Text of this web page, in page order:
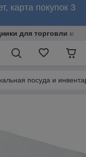
карта покупок 3
для торговли и
посуда и